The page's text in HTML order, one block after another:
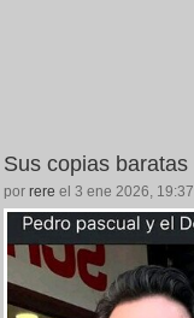
Sus copias baratas
por rere el 3 ene 2026, 19:37